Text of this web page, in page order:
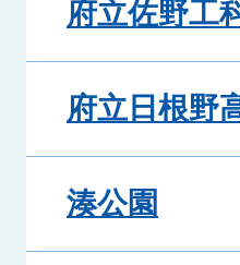
府立佐野工
府立日根野
湊公園